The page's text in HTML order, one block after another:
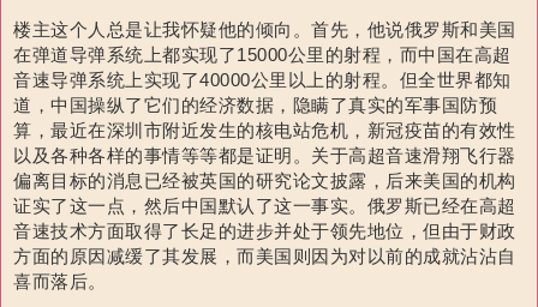
楼主这个人总是让我怀疑他的倾向。首先，他说俄罗斯和美国
在弹道导弹系统上都实现了15000公里 的射程 ，而中国在高超
音速导弹系统上实现了40000公里以上 的射程。 但全世界都知
道，中国操纵了它们的经济数据，隐瞒了真实的军事国防预
算，最近在深圳市附近发生的核电站危机，新冠疫苗的有效性
以及各种各样的事情等等都是证明。 关于高超音速滑翔飞行器
偏离目标的消息已经被英国的研究论文披露，后来美国的机构
证实了这一点，然后中国默认了这一事实。 俄罗斯已经在高超
音速技术方面取得了长足的进步并处于领先地位，但由于财政
方面的原因减缓了其发展，而美国则因为对以前的成就沾沾自
喜而落后。